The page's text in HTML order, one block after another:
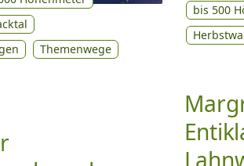
Themenwege
bis 500